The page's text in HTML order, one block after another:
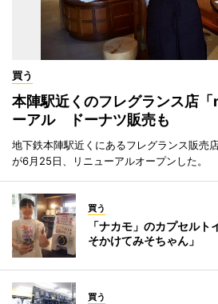
買う
本陣駅近くのフレグランス店
ーアル ドーナツ販売も
地下鉄本陣駅近くにあるフレグランス販売
が6月25日、リニューアルオープンした。
買う
「ナカモ」のカプセル
そかけてみそちゃん」
買う